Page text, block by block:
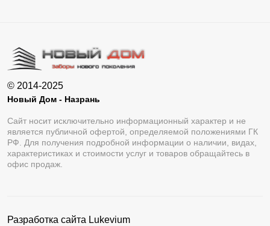
© 2014-2025
Новый Дом - Назрань
Сайт носит исключительно информационный характер и не
является публичной офертой, определяемой положениями ГК
РФ. Для получения подробной информации о наличии, видах,
характеристиках и стоимости услуг и товаров обращайтесь в
офис продаж.
Разработка сайта Lukevium